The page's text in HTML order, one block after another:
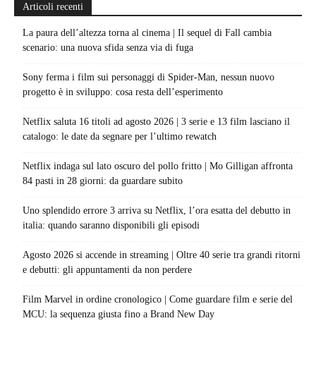
Articoli recenti
La paura dell’altezza torna al cinema | Il sequel di Fall cambia
scenario: una nuova sfida senza via di fuga
Sony ferma i film sui personaggi di Spider-Man, nessun nuovo
progetto è in sviluppo: cosa resta dell’esperimento
Netflix saluta 16 titoli ad agosto 2026 | 3 serie e 13 film lasciano il
catalogo: le date da segnare per l’ultimo rewatch
Netflix indaga sul lato oscuro del pollo fritto | Mo Gilligan affronta
84 pasti in 28 giorni: da guardare subito
Uno splendido errore 3 arriva su Netflix, l’ora esatta del debutto in
italia: quando saranno disponibili gli episodi
Agosto 2026 si accende in streaming | Oltre 40 serie tra grandi ritorni
e debutti: gli appuntamenti da non perdere
Film Marvel in ordine cronologico | Come guardare film e serie del
MCU: la sequenza giusta fino a Brand New Day